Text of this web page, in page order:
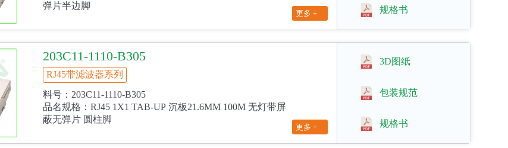
弹片半边脚
更多 + 规格书
203C11-1110-B305
RJ45带滤波器系列
料号：203C11-1110-B305
品名规格：RJ45 1X1 TAB-UP 沉板21.6MM 100M 无灯带屏
蔽无弹片 圆柱脚
更多 +
3D图纸
包装规范
规格书